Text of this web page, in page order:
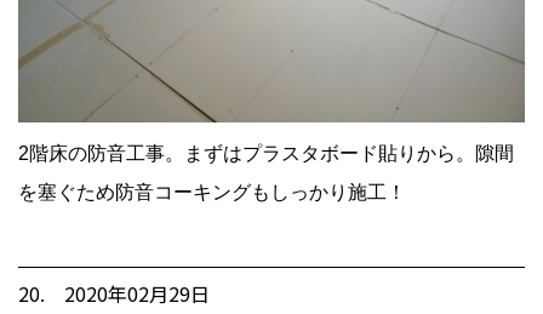
2階床の防音工事。まずはプラスタボード貼りから。隙間
を塞ぐため防音コーキングもしっかり施工！
20. 2020年02月29日